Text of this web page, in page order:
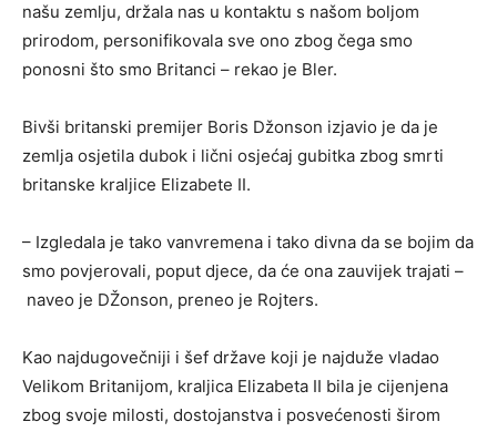
našu zemlju, držala nas u kontaktu s našom boljom
prirodom, personifikovala sve ono zbog čega smo
ponosni što smo Britanci – rekao je Bler.
Bivši britanski premijer Boris Džonson izjavio je da je
zemlja osjetila dubok i lični osjećaj gubitka zbog smrti
britanske kraljice Elizabete II.
– Izgledala je tako vanvremena i tako divna da se bojim da
smo povjerovali, poput djece, da će ona zauvijek trajati –
naveo je DŽonson, preneo je Rojters.
Kao najdugovečniji i šef države koji je najduže vladao
Velikom Britanijom, kraljica Elizabeta II bila je cijenjena
zbog svoje milosti, dostojanstva i posvećenosti širom